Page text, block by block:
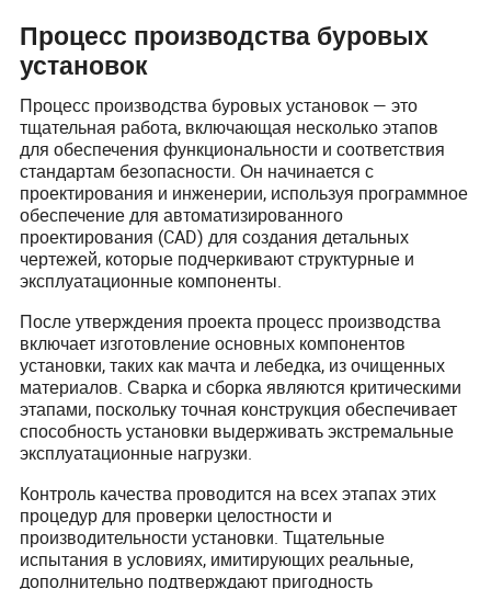
Процесс производства буровых
установок
Процесс производства буровых установок — это
тщательная работа, включающая несколько этапов
для обеспечения функциональности и соответствия
стандартам безопасности. Он начинается с
проектирования и инженерии, используя программное
обеспечение для автоматизированного
проектирования (CAD) для создания детальных
чертежей, которые подчеркивают структурные и
эксплуатационные компоненты.
После утверждения проекта процесс производства
включает изготовление основных компонентов
установки, таких как мачта и лебедка, из очищенных
материалов. Сварка и сборка являются критическими
этапами, поскольку точная конструкция обеспечивает
способность установки выдерживать экстремальные
эксплуатационные нагрузки.
Контроль качества проводится на всех этапах этих
процедур для проверки целостности и
производительности установки. Тщательные
испытания в условиях, имитирующих реальные,
дополнительно подтверждают пригодность